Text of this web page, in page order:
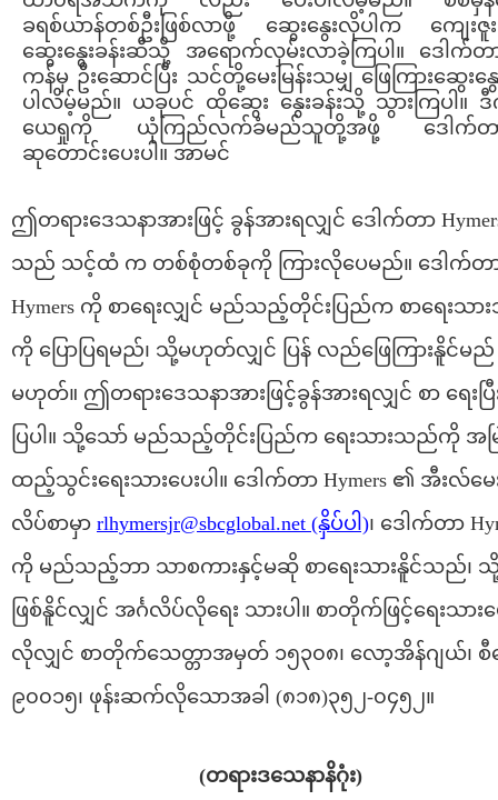
ခရစ်ယာန်တစ်ဦးဖြစ်လာဖို့ ဆွေးနွေးလိုပါက ကျေးဇူ
ဆွေးနွေးခန်းဆီသို့ အရောက်လှမ်းလာခဲ့ကြပါ။ ဒေါက်
ကန်မှ ဦးဆောင်ပြီး သင်တို့မေးမြန်းသမျှ ဖြေကြားဆွေးနွေ
ပါလိမ့်မည်။ ယခုပင် ထိုဆွေး နွေးခန်းသို့ သွားကြပါ။
ယေရှုကို ယုံကြည်လက်ခံမည်သူတို့အဖို့ ဒေါက်တာ
ဆုတောင်းပေးပါ။ အာမင်
ဤတရားဒေသနာအားဖြင့် ခွန်အားရလျှင် ဒေါက်တာ
သည် သင့်ထံ က တစ်စုံတစ်ခုကို ကြားလိုပေမည်။ ဒေါက်တ
Hymers ကို စာရေးလျှင် မည်သည့်တိုင်းပြည်က စာရေးသ
ကို ပြောပြရမည်၊ သို့မဟုတ်လျှင် ပြန် လည်ဖြေကြားနိူင်မည်
မဟုတ်။ ဤတရားဒေသနာအားဖြင့်ခွန်အားရလျှင် စာ ရေးပြီး
ပြပါ။ သို့သော် မည်သည့်တိုင်းပြည်က ရေးသားသည်ကို အမ
ထည့်သွင်းရေးသားပေးပါ။ ဒေါက်တာ Hymers ၏ အီးလ်မေ
လိပ်စာမှာ rlhymersjr@sbcglobal.net (နှိပ်ပါ)၊ ဒေါက်တာ
ကို မည်သည့်ဘာ သာစကားနှင့်မဆို စာရေးသားနိူင်သည်၊
ဖြစ်နိူင်လျှင် အင်္ဂလိပ်လိုရေး သားပါ။ စာတိုက်ဖြင့်ရေးသားပ
လိုလျှင် စာတိုက်သေတ္တာအမှတ် ၁၅၃၀၈၊ လော့အိန်ဂျယ်၊
၉၀၀၁၅၊ ဖုန်းဆက်လိုသောအခါ (၈၁၈)၃၅၂-၀၄၅၂။
(တရားဒသေနာနိဂုံး)